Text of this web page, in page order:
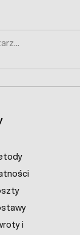
i